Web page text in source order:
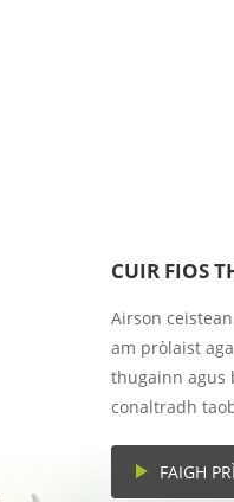
CUIR FIOS
Airson
am pròlaist
thugainn agus
conaltradh
FAIGH